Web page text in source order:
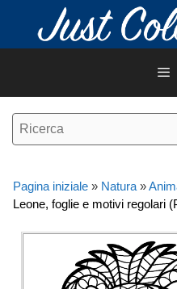
contenuto
Pagina iniziale » Natura »
Leone, foglie e motivi regolari